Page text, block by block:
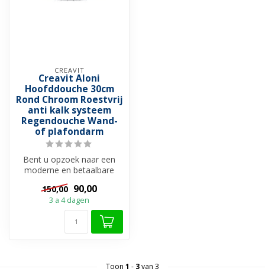
CREAVIT
Creavit Aloni
Hoofddouche 30cm
Rond Chroom Roestvrij
anti kalk systeem
Regendouche Wand-
of plafondarm
Bent u opzoek naar een
moderne en betaalbare
regendouchekop, waar u
geen omkijk ...
150,00 90,00
3 a 4 dagen
Toon 1 - 3van 3